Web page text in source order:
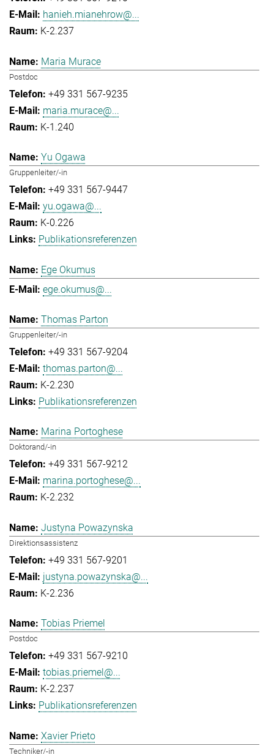
hanieh.mianehrow@...
K-2.237
Maria Murace
Postdoc
+49 331 567-9235
maria.murace@...
K-1.240
Yu Ogawa
Gruppenleiter/-in
+49 331 567-9447
yu.ogawa@...
K-0.226
Publikationsreferenzen
Ege Okumus
ege.okumus@...
Thomas Parton
Gruppenleiter/-in
+49 331 567-9204
thomas.parton@...
K-2.230
Publikationsreferenzen
Marina Portoghese
Doktorand/-in
+49 331 567-9212
marina.portoghese@...
K-2.232
Justyna Powazynska
Direktionsassistenz
+49 331 567-9201
justyna.powazynska@...
K-2.236
Tobias Priemel
Postdoc
+49 331 567-9210
tobias.priemel@...
K-2.237
Publikationsreferenzen
Xavier Prieto
Techniker/-in